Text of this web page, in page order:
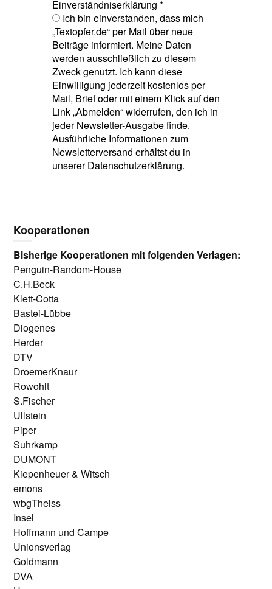
Einverständniserklärung *
Ich bin einverstanden, dass mich
„Textopfer.de“ per Mail über neue
Beiträge informiert. Meine Daten
werden ausschließlich zu diesem
Zweck genutzt. Ich kann diese
Einwilligung jederzeit kostenlos per
Mail, Brief oder mit einem Klick auf den
Link „Abmelden“ widerrufen, den ich in
jeder Newsletter-Ausgabe finde.
Ausführliche Informationen zum
Newsletterversand erhältst du in
unserer Datenschutzerklärung.
Kooperationen
Bisherige Kooperationen mit folgenden Verlagen:
Penguin-Random-House
C.H.Beck
Klett-Cotta
Bastei-Lübbe
Diogenes
Herder
DTV
DroemerKnaur
Rowohlt
S.Fischer
Ullstein
Piper
Suhrkamp
DUMONT
Kiepenheuer & Witsch
emons
wbgTheiss
Insel
Hoffmann und Campe
Unionsverlag
Goldmann
DVA